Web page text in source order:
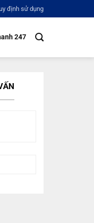
định sử dụng
247